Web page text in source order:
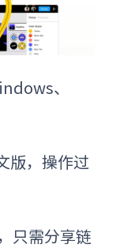
、
版，操作过
只需分享链